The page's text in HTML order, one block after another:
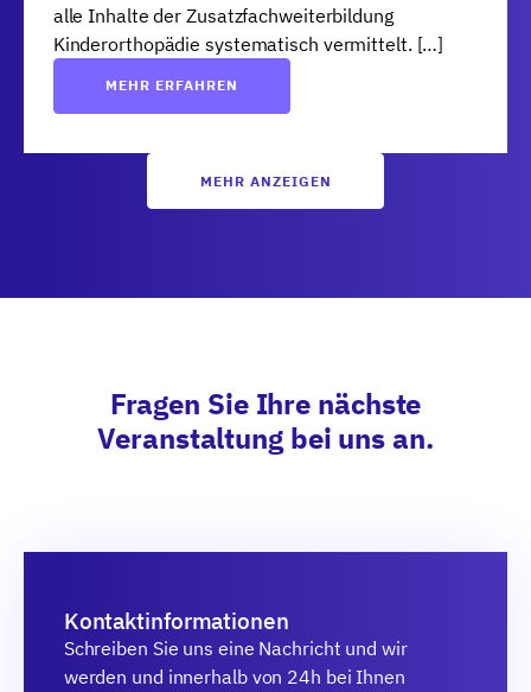
alle Inhalte der Zusatzfachweiterbildung
Kinderorthopädie systematisch vermittelt. […]
MEHR ERFAHREN
MEHR ANZEIGEN
Fragen Sie Ihre nächste
Veranstaltung bei uns an.
Kontaktinformationen
Schreiben Sie uns eine Nachricht und wir
werden und innerhalb von 24h bei Ihnen